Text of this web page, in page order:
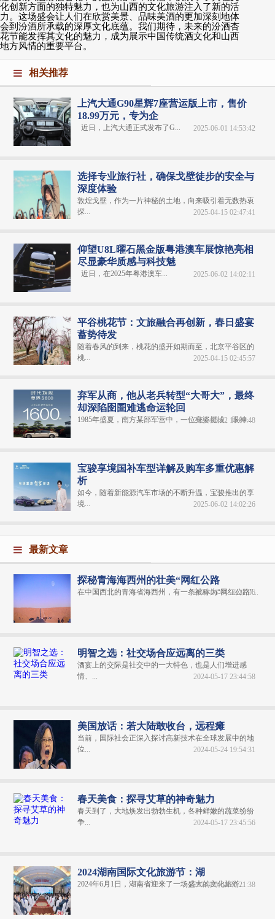
化创新方面的独特魅力，也为山西的文化旅游注入了新的活
力。这场盛会让人们在欣赏美景、品味美酒的更加深刻地体
会到汾酒所承载的深厚文化底蕴。我们期待，未来的汾酒杏
花节能发挥其文化的魅力，成为展示中国传统酒文化和山西
地方风情的重要平台。
相关推荐
上汽大通G90星辉7座营运版上市，售价
18.99万元，专为企
近日，上汽大通正式发布了G... 2025-06-01 14:53:42
选择专业旅行社，确保戈壁徒步的安全与
深度体验
敦煌戈壁，作为一片神秘的土地，向来吸引着无数热衷
探...
2025-04-15 02:47:41
仰望U8L曜石黑金版粤港澳车展惊艳亮相
尽显豪华质感与科技魅
近日，在2025年粤港澳车... 2025-06-02 14:02:11
平谷桃花节：文旅融合再创新，春日盛宴
蓄势待发
随着春风的到来，桃花的盛开如期而至，北京平谷区的
桃...
2025-04-15 02:45:57
弃军从商，他从老兵转型“大哥大”，最终
却深陷囹圄难逃命运轮回
1985年盛夏，南方某部军营中，一位身姿挺拔、眼神...
2025-06-02 14:00:48
宝骏享境国补车型详解及购车多重优惠解
析
如今，随着新能源汽车市场的不断升温，宝骏推出的享
境...
2025-06-02 14:02:26
最新文章
探秘青海海西州的壮美“网红公路
在中国西北的青海省海西州，有一条被称为“网红公路”...
2024-06-04 20:31:06
明智之选：社交场合应远离的三类
酒宴上的交际是社交中的一大特色，也是人们增进感
情、...
2024-05-17 23:44:58
美国放话：若大陆敢收台，远程瘫
当前，国际社会正深入探讨高新技术在全球发展中的地
位...
2024-05-24 19:54:31
春天美食：探寻艾草的神奇魅力
春天到了，大地焕发出勃勃生机，各种鲜嫩的蔬菜纷纷
争...
2024-05-17 23:45:56
2024湖南国际文化旅游节：湖
2024年6月1日，湖南省迎来了一场盛大的文化旅游...
2024-06-04 20:21:38